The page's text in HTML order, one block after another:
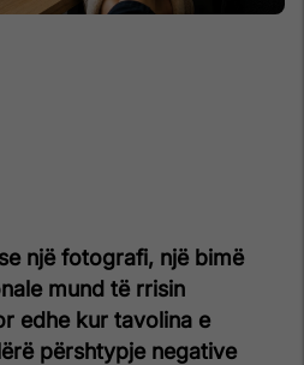
një fotografi, një bimë
mund të rrisin
edhe kur tavolina e
përshtypje negative